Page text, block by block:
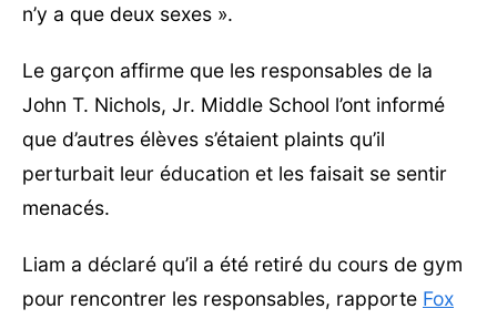
n’y a que deux sexes ».
Le garçon affirme que les responsables de la
John T. Nichols, Jr. Middle School l’ont informé
que d’autres élèves s’étaient plaints qu’il
perturbait leur éducation et les faisait se sentir
menacés.
Liam a déclaré qu’il a été retiré du cours de gym
pour rencontrer les responsables, rapporte Fox